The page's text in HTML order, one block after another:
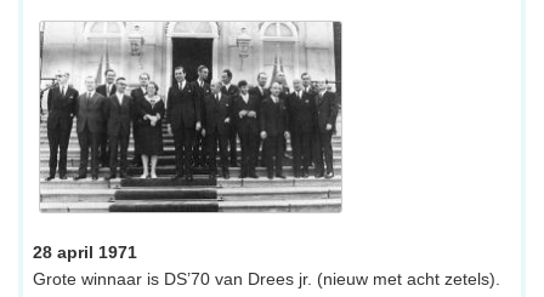
28 april 1971
Grote winnaar is DS’70 van Drees jr. (nieuw met acht zetels).